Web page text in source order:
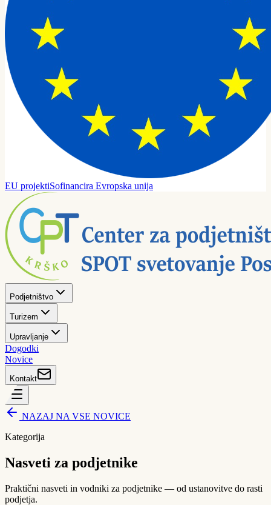
EU projektiSofinancira Evropska unija
Podjetništvo
Turizem
Upravljanje
Dogodki
Novice
Kontakt
NAZAJ NA VSE NOVICE
Kategorija
Nasveti za podjetnike
Praktični nasveti in vodniki za podjetnike — od ustanovitve do rasti
podjetja.